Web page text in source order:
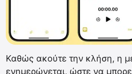
Καθώς ακούτε την κλήση, η
ενημερώνεται, ώστε να